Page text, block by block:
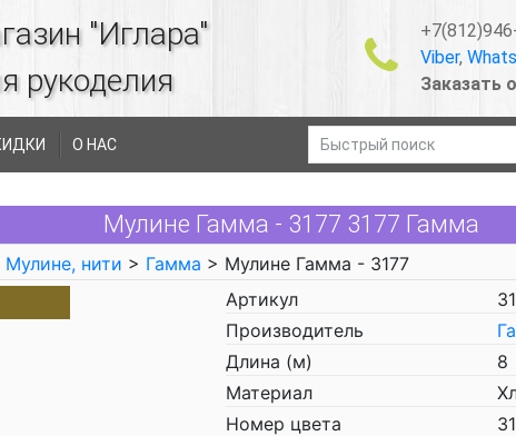
"Иглара"
рукоделия
Viber,
Заказать
О НАС
Мулине Гамма - 3177 3177 Гамма
Мулине, нити > Гамма > Мулине Гамма - 3177
Артикул
Производитель
Длина (м)
8
Материал
Номер цвета